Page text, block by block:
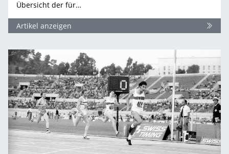
Übersicht der für…
Artikel anzeigen